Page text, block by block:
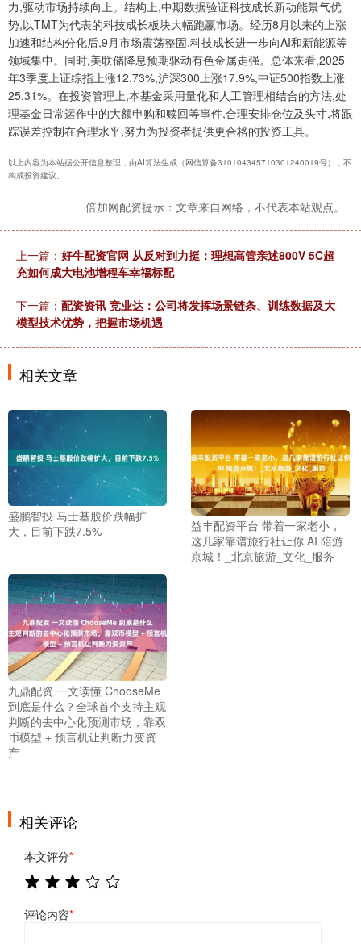
力,驱动市场持续向上。结构上,中期数据验证科技成长新动能景气优
势,以TMT为代表的科技成长板块大幅跑赢市场。经历8月以来的上涨
加速和结构分化后,9月市场震荡整固,科技成长进一步向AI和新能源等
领域集中。同时,美联储降息预期驱动有色金属走强。总体来看,2025
年3季度上证综指上涨12.73%,沪深300上涨17.9%,中证500指数上涨
25.31%。在投资管理上,本基金采用量化和人工管理相结合的方法,处
理基金日常运作中的大额申购和赎回等事件,合理安排仓位及头寸,将跟
踪误差控制在合理水平,努力为投资者提供更合格的投资工具。
以上内容为本站据公开信息整理，由AI算法生成（网信算备310104345710301240019号），不
构成投资建议。
倍加网配资提示：文章来自网络，不代表本站观点。
上一篇： 好牛配资官网 从反对到力挺：理想高管亲述800V 5C超
充如何成大电池增程车幸福标配
下一篇： 配资资讯 竞业达：公司将发挥场景链条、训练数据及大
模型技术优势，把握市场机遇
相关文章
盛鹏智投 马士基股价跌幅扩
大，目前下跌7.5%
益丰配资平台 带着一家老小，
这几家靠谱旅行社让你 AI 陪游
京城！_北京旅游_文化_服务
九鼎配资 一文读懂 ChooseMe
到底是什么？全球首个支持主观
判断的去中心化预测市场，靠双
币模型 + 预言机让判断力变资
产
相关评论
本文评分*
评论内容*